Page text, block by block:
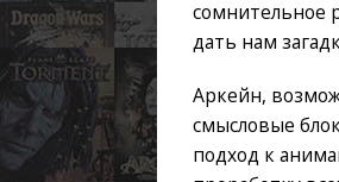
сомнительное
дать нам
Аркейн,
смысловые
подход к